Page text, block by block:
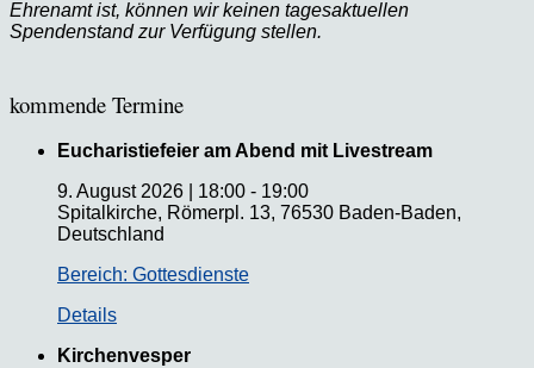
Ehrenamt ist, können wir keinen tagesaktuellen
Spendenstand zur Verfügung stellen.
kommende Termine
Eucharistiefeier am Abend mit Livestream
9. August 2026
18:00 - 19:00
Spitalkirche, Römerpl. 13, 76530 Baden-Baden,
Deutschland
Bereich: Gottesdienste
Details
Kirchenvesper